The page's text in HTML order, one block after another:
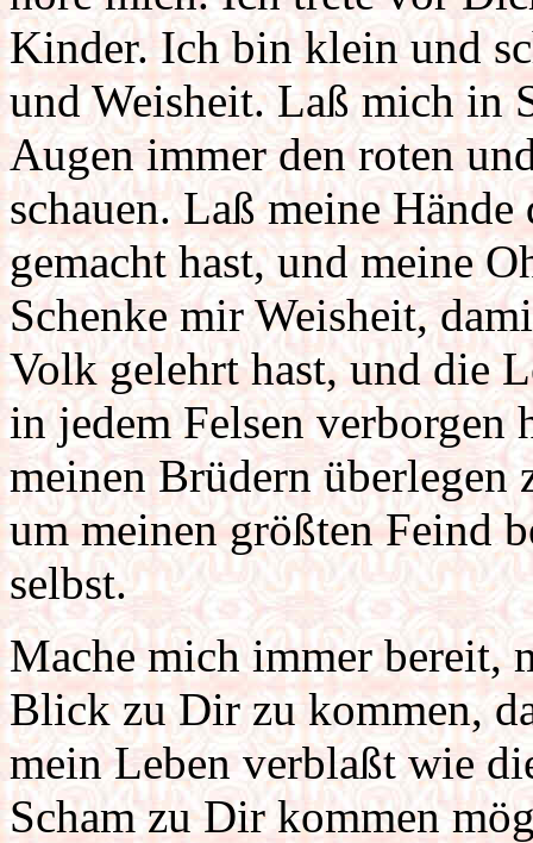
Kinder. Ich bin klein und
und Weisheit. Laß mich in
Augen immer den roten
schauen. Laß meine
gemacht hast, und meine
Schenke mir Weisheit,
Volk gelehrt hast, und die
in jedem Felsen verborgen
meinen Brüdern überlegen
um meinen größten Feind
selbst.
Mache mich immer bereit,
Blick zu Dir zu kommen,
mein Leben verblaßt wie
Scham zu Dir kommen